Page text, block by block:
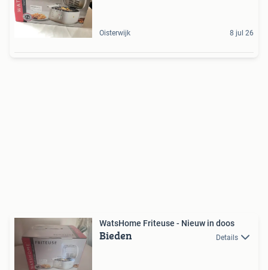
Oisterwijk 8 jul 26
WatsHome Friteuse - Nieuw in doos
Bieden Details